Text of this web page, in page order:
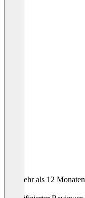
Vor mehr als 12 Monaten